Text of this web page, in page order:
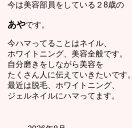
今は美容部員をしている２8歳の
あやです。
今ハマってることはネイル、
ホワイトニング、美容全般です。
自分磨きをしながら美容を
たくさん人に伝えていきたいです。
最近は脱毛、ホワイトニング、
ジェルネイルにハマってます。